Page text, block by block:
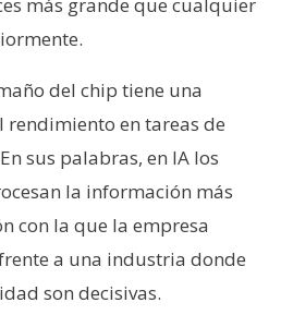
del chip tiene una
rendimiento en tareas de
sus palabras, en IA los
la información más
con la que la empresa
a una industria donde
son decisivas.